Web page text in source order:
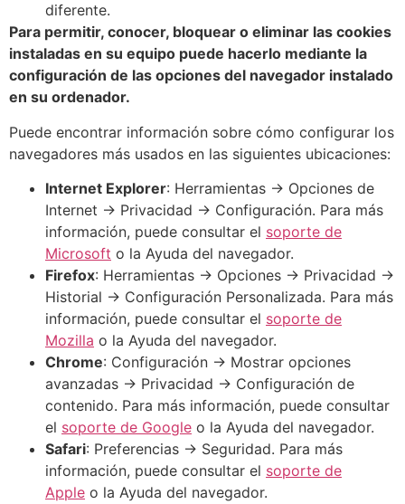
diferente.
Para permitir, conocer, bloquear o eliminar las cookies
instaladas en su equipo puede hacerlo mediante la
configuración de las opciones del navegador instalado
en su ordenador.
Puede encontrar información sobre cómo configurar los
navegadores más usados en las siguientes ubicaciones:
Internet Explorer: Herramientas -> Opciones de
Internet -> Privacidad -> Configuración. Para más
información, puede consultar el soporte de
Microsoft o la Ayuda del navegador.
Firefox: Herramientas -> Opciones -> Privacidad ->
Historial -> Configuración Personalizada. Para más
información, puede consultar el soporte de
Mozilla o la Ayuda del navegador.
Chrome: Configuración -> Mostrar opciones
avanzadas -> Privacidad -> Configuración de
contenido. Para más información, puede consultar
el soporte de Google o la Ayuda del navegador.
Safari: Preferencias -> Seguridad. Para más
información, puede consultar el soporte de
Apple o la Ayuda del navegador.